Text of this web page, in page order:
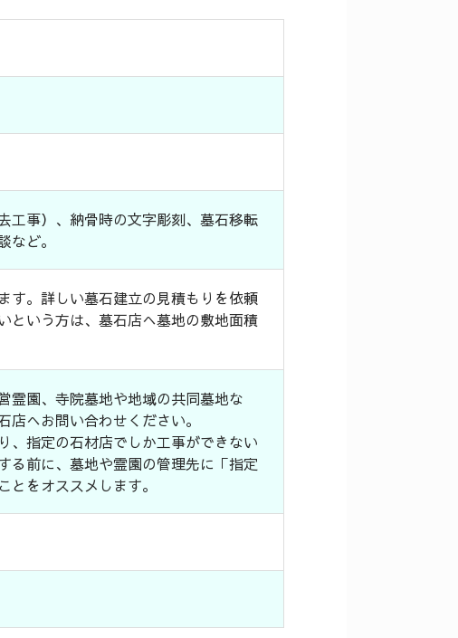
工事）、納骨時の文字彫刻、墓石移転
ど。
す。詳しい墓石建立の見積もりを依頼
という方は、墓石店へ墓地の敷地面積
霊園、寺院墓地や地域の共同墓地な
へお問い合わせください。
、指定の石材店でしか工事ができない
る前に、墓地や霊園の管理先に「指定
をオススメします。